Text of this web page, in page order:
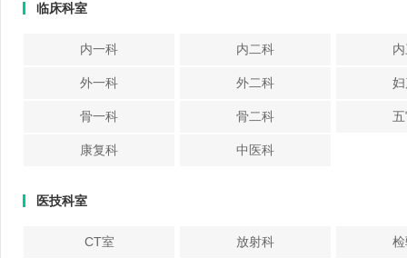
临床科室
内一科 内二科
外一科 外二科
骨一科 骨二科
康复科 中医科
医技科室
CT室 放射科